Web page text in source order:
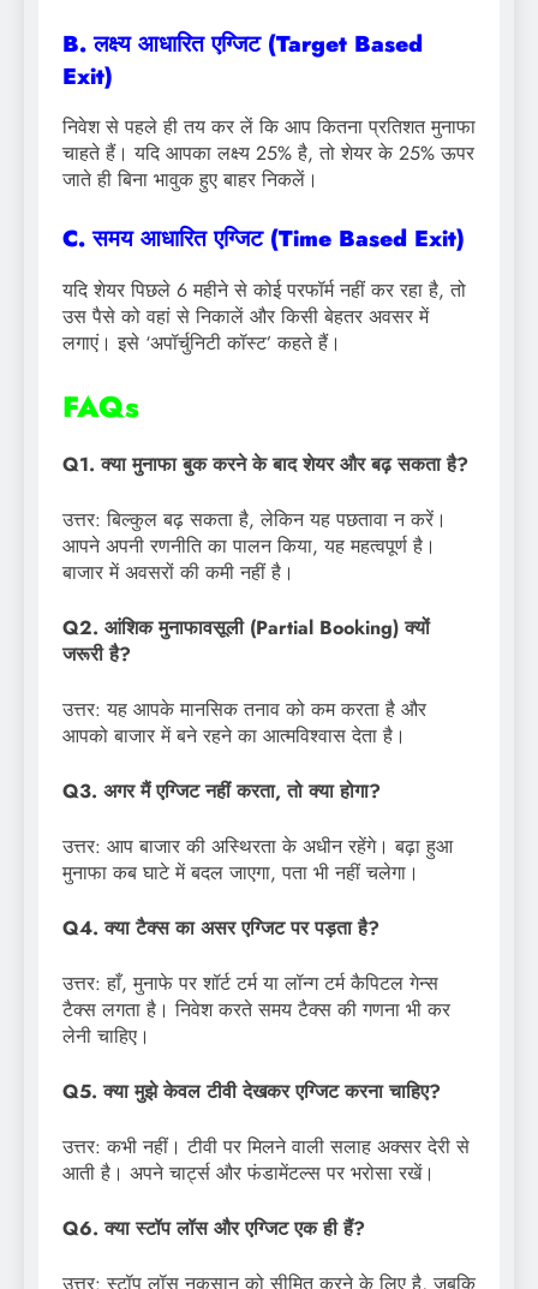
B. लक्ष्य आधारित एग्जिट (Target Based
Exit)
निवेश से पहले ही तय कर लें कि आप कितना प्रतिशत मुनाफा
चाहते हैं। यदि आपका लक्ष्य 25% है, तो शेयर के 25% ऊपर
जाते ही बिना भावुक हुए बाहर निकलें।
C. समय आधारित एग्जिट (Time Based Exit)
यदि शेयर पिछले 6 महीने से कोई परफॉर्म नहीं कर रहा है, तो
उस पैसे को वहां से निकालें और किसी बेहतर अवसर में
लगाएं। इसे ‘अपॉर्चुनिटी कॉस्ट’ कहते हैं।
FAQs
Q1. क्या मुनाफा बुक करने के बाद शेयर और बढ़ सकता है?
उत्तर: बिल्कुल बढ़ सकता है, लेकिन यह पछतावा न करें।
आपने अपनी रणनीति का पालन किया, यह महत्वपूर्ण है।
बाजार में अवसरों की कमी नहीं है।
Q2. आंशिक मुनाफावसूली (Partial Booking) क्यों
जरूरी है?
उत्तर: यह आपके मानसिक तनाव को कम करता है और
आपको बाजार में बने रहने का आत्मविश्वास देता है।
Q3. अगर मैं एग्जिट नहीं करता, तो क्या होगा?
उत्तर: आप बाजार की अस्थिरता के अधीन रहेंगे। बढ़ा हुआ
मुनाफा कब घाटे में बदल जाएगा, पता भी नहीं चलेगा।
Q4. क्या टैक्स का असर एग्जिट पर पड़ता है?
उत्तर: हाँ, मुनाफे पर शॉर्ट टर्म या लॉन्ग टर्म कैपिटल गेन्स
टैक्स लगता है। निवेश करते समय टैक्स की गणना भी कर
लेनी चाहिए।
Q5. क्या मुझे केवल टीवी देखकर एग्जिट करना चाहिए?
उत्तर: कभी नहीं। टीवी पर मिलने वाली सलाह अक्सर देरी से
आती है। अपने चार्ट्स और फंडामेंटल्स पर भरोसा रखें।
Q6. क्या स्टॉप लॉस और एग्जिट एक ही हैं?